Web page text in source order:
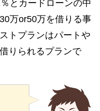
とカードローンの中
万or50万を借りる事
トプランはパートや
りられるプランで